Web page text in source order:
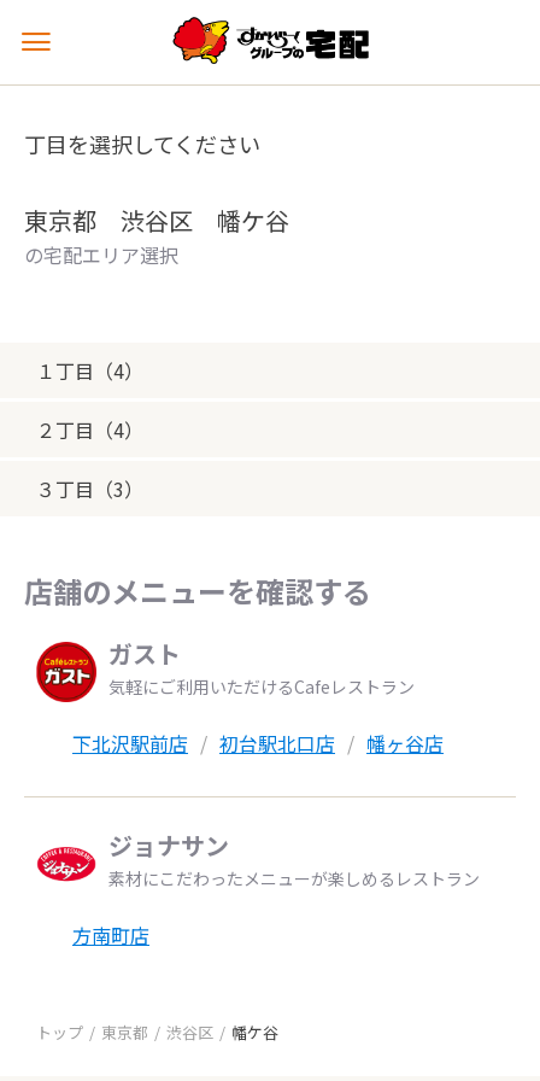
メ
ュ
を
丁目を選択してください
東京都 渋谷区 幡ケ谷
の宅配エリア選択
１丁目（4）
２丁目（4）
３丁目（3）
店舗のメニューを確認する
ガスト
気軽にご利用いただけるCafeレストラン
下北沢駅前店 初台駅北口店 幡ヶ谷店
ジョナサン
素材にこだわったメニューが楽しめるレストラン
方南町店
トップ 東京都 渋谷区 幡ケ谷